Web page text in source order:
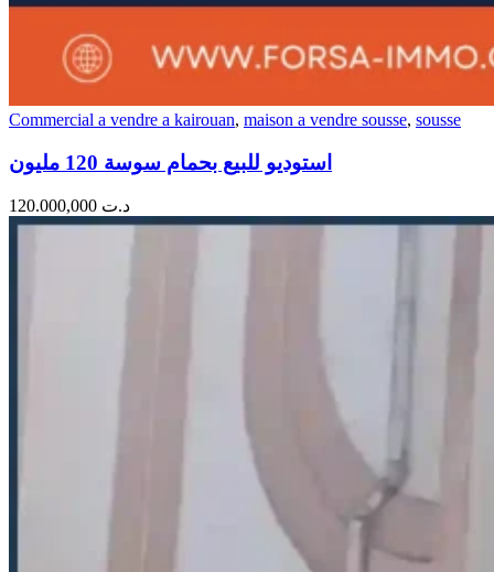
Commercial a vendre a kairouan, maison a vendre sousse, sousse
استوديو للبيع بحمام سوسة 120 مليون
د.ت